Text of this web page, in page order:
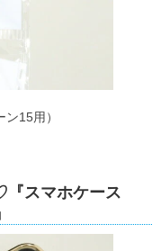
15用）
『スマホケース